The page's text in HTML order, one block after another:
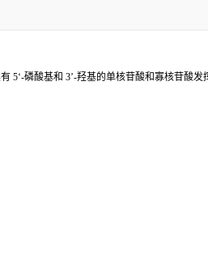
磷酸基和 3’-羟基的单核苷酸和寡核苷酸